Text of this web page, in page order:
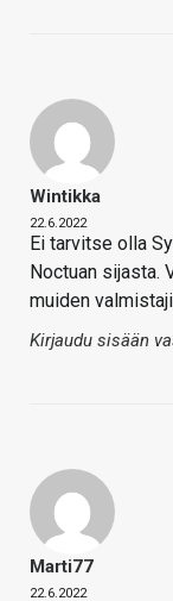
Wintikka
22.6.2022
Ei tarvitse olla
Noctuan sijasta.
muiden
Kirjaudu sisään
Marti77
22.6.2022